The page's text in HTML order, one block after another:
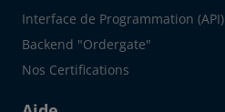
Interface de Programmation (API)
Backend "Ordergate"
Nos Certifications